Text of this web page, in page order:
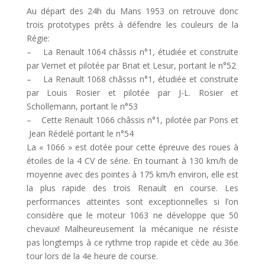
Au départ des 24h du Mans 1953 on retrouve donc
trois prototypes prêts à défendre les couleurs de la
Régie:
– La Renault 1064 châssis n°1, étudiée et construite
par Vernet et pilotée par Briat et Lesur, portant le n°52
– La Renault 1068 châssis n°1, étudiée et construite
par Louis Rosier et pilotée par J-L. Rosier et
Schollemann, portant le n°53
– Cette Renault 1066 châssis n°1, pilotée par Pons et
Jean Rédelé portant le n°54
La « 1066 » est dotée pour cette épreuve des roues à
étoiles de la 4 CV de série. En tournant à 130 km/h de
moyenne avec des pointes à 175 km/h environ, elle est
la plus rapide des trois Renault en course. Les
performances atteintes sont exceptionnelles si l’on
considère que le moteur 1063 ne développe que 50
chevaux! Malheureusement la mécanique ne résiste
pas longtemps à ce rythme trop rapide et cède au 36e
tour lors de la 4e heure de course.